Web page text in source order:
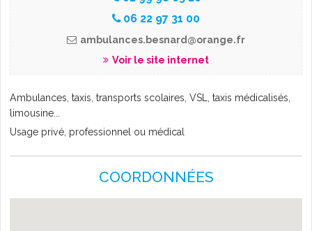
L'AGENDA
06 22 97 31 00
ambulances.besnard@orange.fr
Voir le site internet
Ambulances, taxis, transports scolaires, VSL, taxis médicalisés,
limousine...
Usage privé, professionnel ou médical
COORDONNÉES